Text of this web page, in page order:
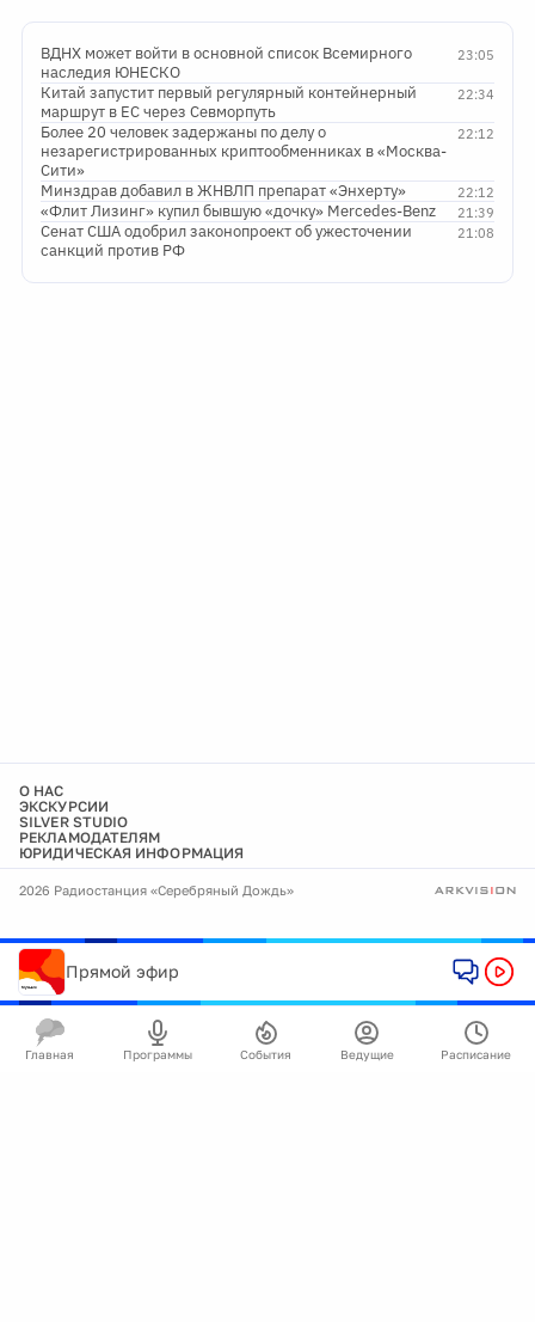
23:05
ВДНХ может войти в основной список Всемирного
наследия ЮНЕСКО
22:34
Китай запустит первый регулярный контейнерный
маршрут в ЕС через Севморпуть
22:12
Более 20 человек задержаны по делу о
незарегистрированных криптообменниках в «Москва-
Сити»
22:12
Минздрав добавил в ЖНВЛП препарат «Энхерту»
21:39
«Флит Лизинг» купил бывшую «дочку» Mercedes-Benz
21:08
Сенат США одобрил законопроект об ужесточении
санкций против РФ
О НАС
ЭКСКУРСИИ
SILVER STUDIO
РЕКЛАМОДАТЕЛЯМ
ЮРИДИЧЕСКАЯ ИНФОРМАЦИЯ
2026 Радиостанция «Серебряный Дождь»
Прямой эфир
Главная Программы События Ведущие Расписание